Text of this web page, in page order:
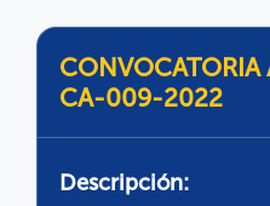
CONVOCATORIA
CA-009-2022
Descripción: